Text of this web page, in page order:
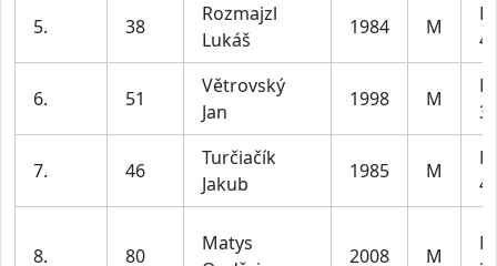
5. 38
Rozmajzl
Lukáš
1984 M
6. 51
Větrovský
Jan
1998 M
7. 46
Turčiačík
Jakub
1985 M
8. 80
Matys
2008 M